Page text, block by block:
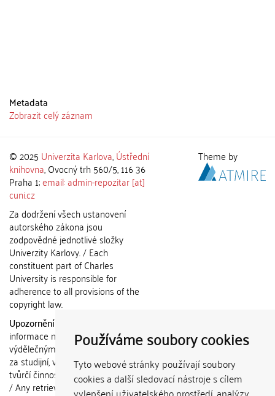
Používáme soubory cookies
Tyto webové stránky používají soubory
cookies a další sledovací nástroje s cílem
Metadata
Zobrazit celý záznam
© 2025 Univerzita Karlova,Ústřední
knihovna, Ovocný trh 560/5, 116 36
Praha 1;email: admin-repozitar [at]
cuni.cz
Za dodržení všech ustanovení
autorského zákona jsou
zodpovědné jednotlivé složky
Univerzity Karlovy. / Each
constituent part of Charles
University is responsible for
adherence to all provisions of the
copyright law.
Upozornění / Notice:
informace nemohou být použity k
výdělečným účelům nebo vydávány
za studijní, vědeckou nebo jinou
tvůrčí činnost jiné osoby než autora.
/ Any retrieved information shall not
Theme by